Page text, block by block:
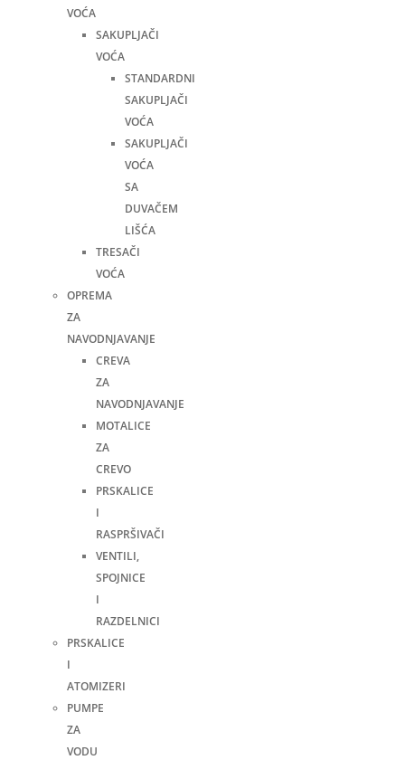
VOĆA
SAKUPLJAČI
VOĆA
STANDARDNI
SAKUPLJAČI
VOĆA
SAKUPLJAČI
VOĆA
SA
DUVAČEM
LIŠĆA
TRESAČI
VOĆA
OPREMA
ZA
NAVODNJAVANJE
CREVA
ZA
NAVODNJAVANJE
MOTALICE
ZA
CREVO
PRSKALICE
I
RASPRŠIVAČI
VENTILI,
SPOJNICE
I
RAZDELNICI
PRSKALICE
I
ATOMIZERI
PUMPE
ZA
VODU